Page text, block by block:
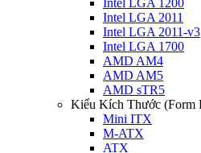
Intel LGA 1200
Intel LGA 2011
Intel LGA 2011-v3
Intel LGA 1700
AMD AM4
AMD AM5
AMD sTR5
Kiểu Kích Thước (Form
Mini ITX
M-ATX
ATX